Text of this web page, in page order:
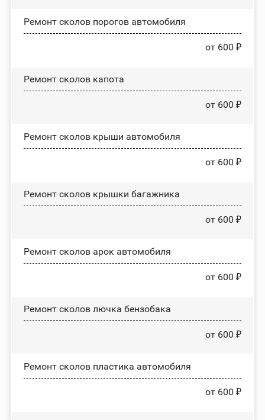
Ремонт сколов порогов автомобиля
от 600 ₽
Ремонт сколов капота
от 600 ₽
Ремонт сколов крыши автомобиля
от 600 ₽
Ремонт сколов крышки багажника
от 600 ₽
Ремонт сколов арок автомобиля
от 600 ₽
Ремонт сколов лючка бензобака
от 600 ₽
Ремонт сколов пластика автомобиля
от 600 ₽